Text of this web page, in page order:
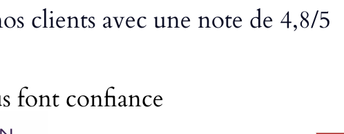
clients avec une note de 4,8/5
font confiance